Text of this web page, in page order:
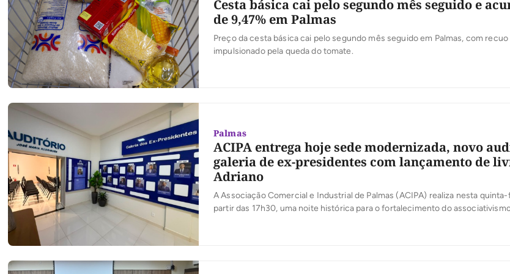
Cesta básica cai pelo segundo mês seguido e
de 9,47% em Palmas
Preço da cesta básica cai pelo segundo mês seguido em Palmas, com
impulsionado pela queda do tomate.
Palmas
ACIPA entrega hoje sede modernizada, novo
galeria de ex-presidentes com lançamento de
Adriano
A Associação Comercial e Industrial de Palmas (ACIPA) realiza nesta
partir das 17h30, uma noite histórica para o fortalecimento do